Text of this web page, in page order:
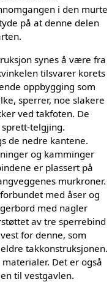
i den murte
på at denne delen
synes å være fra
tilsvarer korets
oppbygging som
sperrer, noe slakere
ved takfoten. De
telgjing.
de nedre kantene.
og kamminger
er plassert på
murkroner.
med åser og
med nagler
av tre sperrebind
for denne, som
takkonstruksjonen.
Det er også
til vestgavlen.